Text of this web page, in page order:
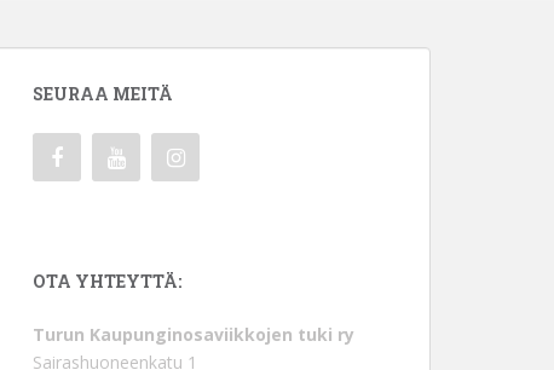
SEURAA MEITÄ
OTA YHTEYTTÄ:
Turun Kaupunginosaviikkojen tuki ry
Sairashuoneenkatu 1